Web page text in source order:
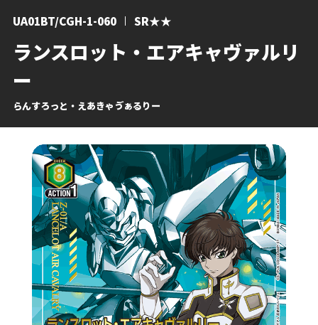
ランスロット・エアキャヴァルリ
ー
らんすろっと・えあきゃゔぁるりー
UA01BT/CGH-1-060 SR★★